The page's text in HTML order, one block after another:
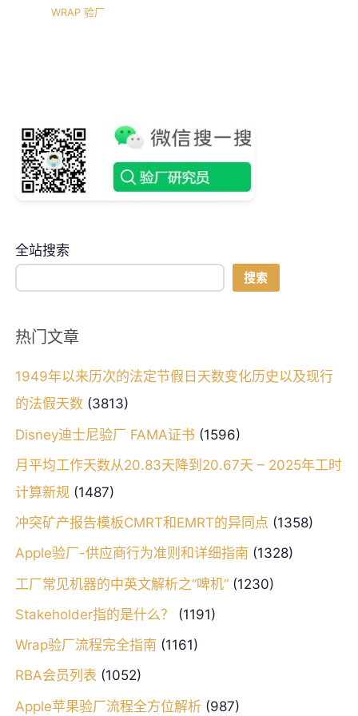
WRAP 验厂
全站搜索
搜索
热门文章
1949年以来历次的法定节假日天数变化历史以及现行
的法假天数 (3813)
Disney迪士尼验厂 FAMA证书 (1596)
月平均工作天数从20.83天降到20.67天 – 2025年工时
计算新规(1487)
冲突矿产报告模板CMRT和EMRT的异同点 (1358)
Apple验厂-供应商行为准则和详细指南 (1328)
工厂常见机器的中英文解析之“啤机”(1230)
Stakeholder指的是什么？
(1191)
Wrap验厂流程完全指南 (1161)
RBA会员列表 (1052)
Apple苹果验厂流程全方位解析(987)